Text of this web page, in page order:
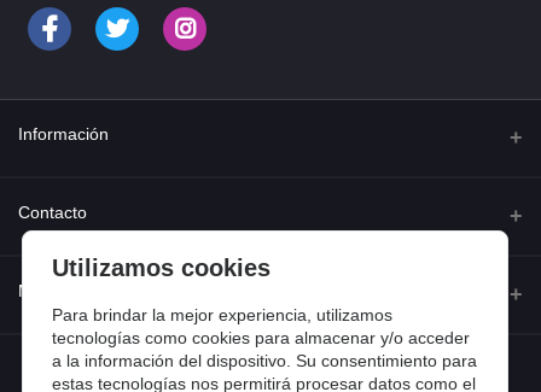
Información
Quienes somos
Preguntas frecuentes
Entradas de blog
Contacto
Calle Ferraz 42, Madrid
Teléfono
Mi cuenta
Iniciar sesión
Utilizamos cookies
Para brindar la mejor experiencia, utilizamos
tecnologías como cookies para almacenar y/o acceder
a la información del dispositivo. Su consentimiento para
estas tecnologías nos permitirá procesar datos como el